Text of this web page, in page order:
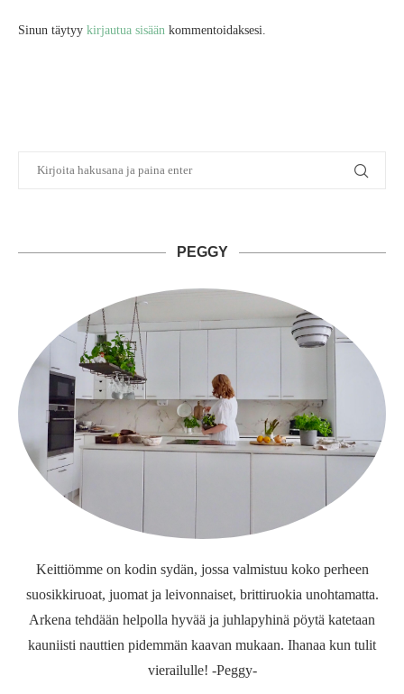
Sinun täytyy kirjautua sisään kommentoidaksesi.
PEGGY
Keittiömme on kodin sydän, jossa valmistuu koko perheen
suosikkiruoat, juomat ja leivonnaiset, brittiruokia unohtamatta.
Arkena tehdään helpolla hyvää ja juhlapyhinä pöytä katetaan
kauniisti nauttien pidemmän kaavan mukaan. Ihanaa kun tulit
vierailulle! -Peggy-